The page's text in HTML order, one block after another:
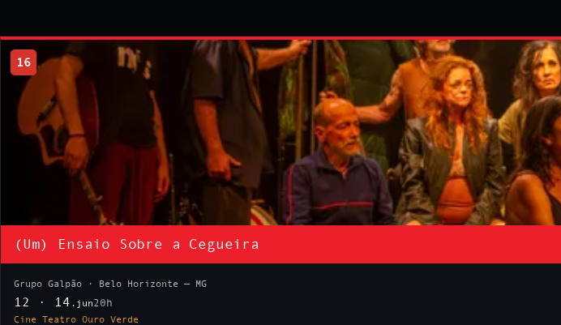
16
(Um) Ensaio Sobre a Cegueira
Grupo Galpão · Belo Horizonte — MG
12 · 14 .jun20h
Cine Teatro Ouro Verde